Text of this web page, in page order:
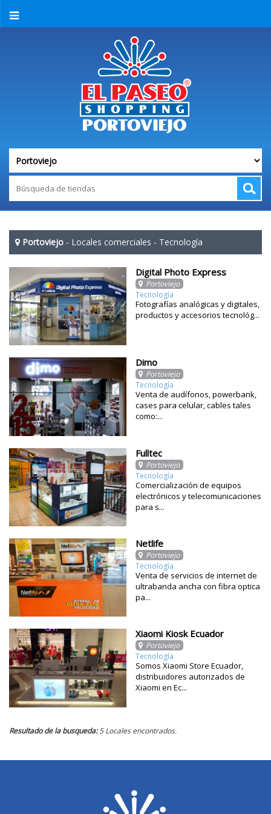
Portoviejo - Locales comerciales - Tecnología
Digital Photo Express
Portoviejo
Tecnología
Fotografías analógicas y digitales,
productos y accesorios tecnológ...
Dimo
Portoviejo
Tecnología
Venta de audífonos, powerbank,
cases para celular, cables tales
como:...
Fulltec
Portoviejo
Tecnología
Comercialización de equipos
electrónicos y telecomunicaciones
para s...
Netlife
Portoviejo
Tecnología
Venta de servicios de internet de
ultrabanda ancha con fibra optica
pa...
Xiaomi Kiosk Ecuador
Portoviejo
Tecnología
Somos Xiaomi Store Ecuador,
distribuidores autorizados de
Xiaomi en Ec...
Resultado de la busqueda:5 Locales encontrados.